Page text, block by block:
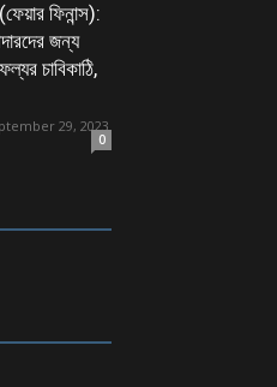
ফিনান্স):
জন্য
চাবিকাঠি,
29, 2023
0